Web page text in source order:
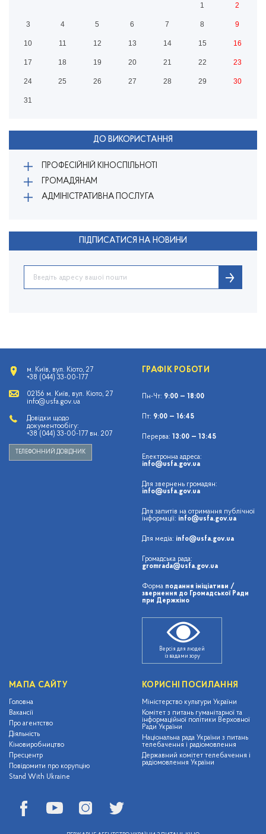
1 2
3 4 5 6 7 8 9
10 11 12 13 14 15 16
17 18 19 20 21 22 23
24 25 26 27 28 29 30
31
ДО ВИКОРИСТАННЯ
ПРОФЕСІЙНІЙ КІНОСПІЛЬНОТІ
ГРОМАДЯНАМ
АДМІНІСТРАТИВНА ПОСЛУГА
ПІДПИСАТИСЯ НА НОВИНИ
м. Київ, вул. Кіото, 27
+38 (044) 33-00-177
02156 м. Київ, вул. Кіото, 27
info@usfa.gov.ua
Довідки щодо
документообігу:
+38 (044) 33-00-177 вн. 207
ТЕЛЕФОННИЙ ДОВІДНИК
ГРАФІК РОБОТИ
Пн-Чт: 9:00 — 18:00
Пт: 9:00 — 16:45
Перерва: 13:00 — 13:45
Електронна адреса:
info@usfa.gov.ua
Для звернень громадян:
info@usfa.gov.ua
Для запитів на отримання публічної
інформації: info@usfa.gov.ua
Для медіа: info@usfa.gov.ua
Громадська рада:
gromrada@usfa.gov.ua
Форма подання ініціативи /
звернення до Громадської Ради
при Держкіно
Версія для людей
із вадами зору
МАПА САЙТУ
Головна
Вакансії
Про агентство
Діяльність
Кіновиробництво
Пресцентр
Повідомити про корупцію
Stand With Ukraine
КОРИСНІ ПОСИЛАННЯ
Міністерство культури України
Комітет з питань гуманітарної та
інформаційної політики Верховної
Ради України
Національна рада України з питань
телебачення і радіомовлення
Державний комітет телебачення і
радіомовлення України